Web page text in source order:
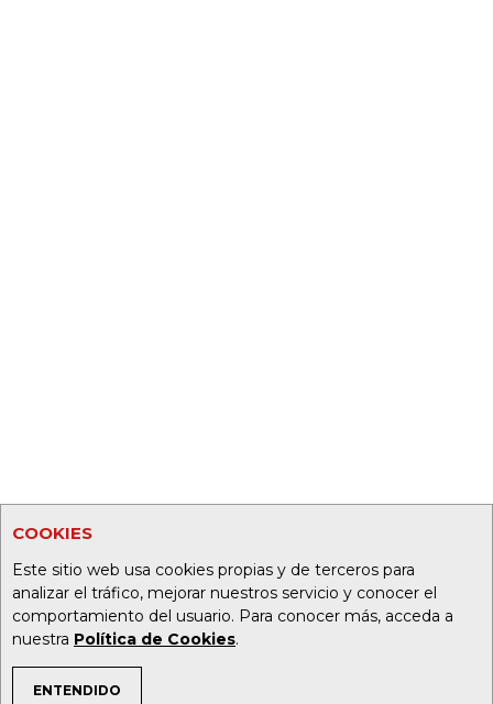
COOKIES
Este sitio web usa cookies propias y de terceros para
analizar el tráfico, mejorar nuestros servicio y conocer el
comportamiento del usuario. Para conocer más, acceda a
nuestra Política de Cookies.
ENTENDIDO